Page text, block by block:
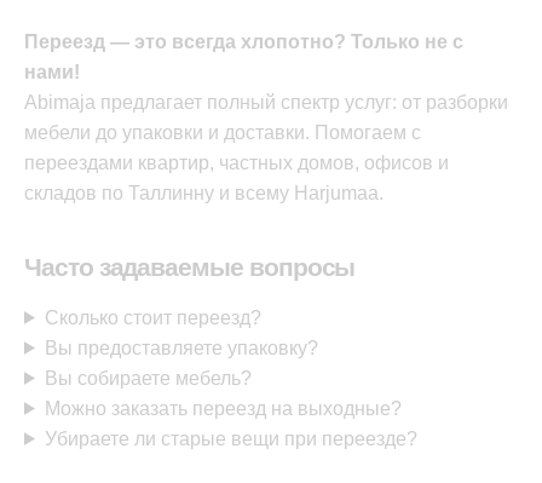
Переезд — это всегда хлопотно? Только не с
нами!
Abimaja предлагает полный спектр услуг: от разборки
мебели до упаковки и доставки. Помогаем с
переездами квартир, частных домов, офисов и
складов по Таллинну и всему Harjumaa.
Часто задаваемые вопросы
Сколько стоит переезд?
Вы предоставляете упаковку?
Вы собираете мебель?
Можно заказать переезд на выходные?
Убираете ли старые вещи при переезде?